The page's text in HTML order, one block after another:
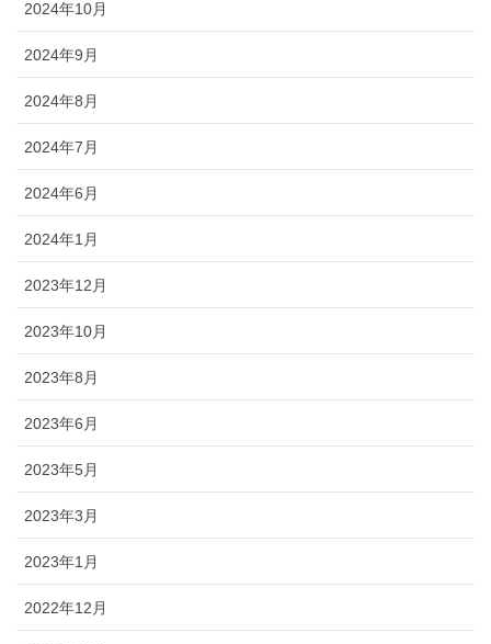
2024年10月
2024年9月
2024年8月
2024年7月
2024年6月
2024年1月
2023年12月
2023年10月
2023年8月
2023年6月
2023年5月
2023年3月
2023年1月
2022年12月